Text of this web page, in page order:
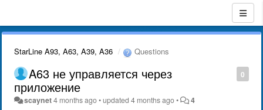
StarLine A93, A63, A39, A36 Questions
0
A63 не управляется через
приложение
scaynet4 months ago•updated4 months ago• 4